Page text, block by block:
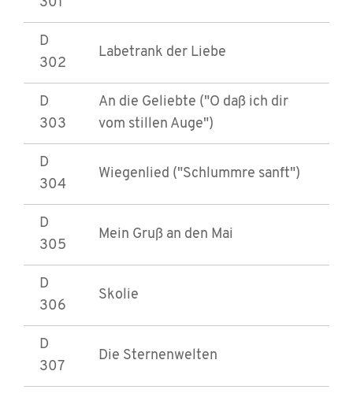
D
302
Labetrank der Liebe
D
303
An die Geliebte ("O daß ich dir
vom stillen Auge")
D
304
Wiegenlied ("Schlummre sanft")
D
305
Mein Gruß an den Mai
D
306
Skolie
D
307
Die Sternenwelten